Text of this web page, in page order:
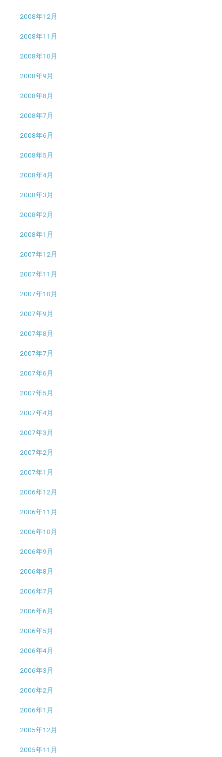
2008年12月
2008年11月
2008年10月
2008年9月
2008年8月
2008年7月
2008年6月
2008年5月
2008年4月
2008年3月
2008年2月
2008年1月
2007年12月
2007年11月
2007年10月
2007年9月
2007年8月
2007年7月
2007年6月
2007年5月
2007年4月
2007年3月
2007年2月
2007年1月
2006年12月
2006年11月
2006年10月
2006年9月
2006年8月
2006年7月
2006年6月
2006年5月
2006年4月
2006年3月
2006年2月
2006年1月
2005年12月
2005年11月